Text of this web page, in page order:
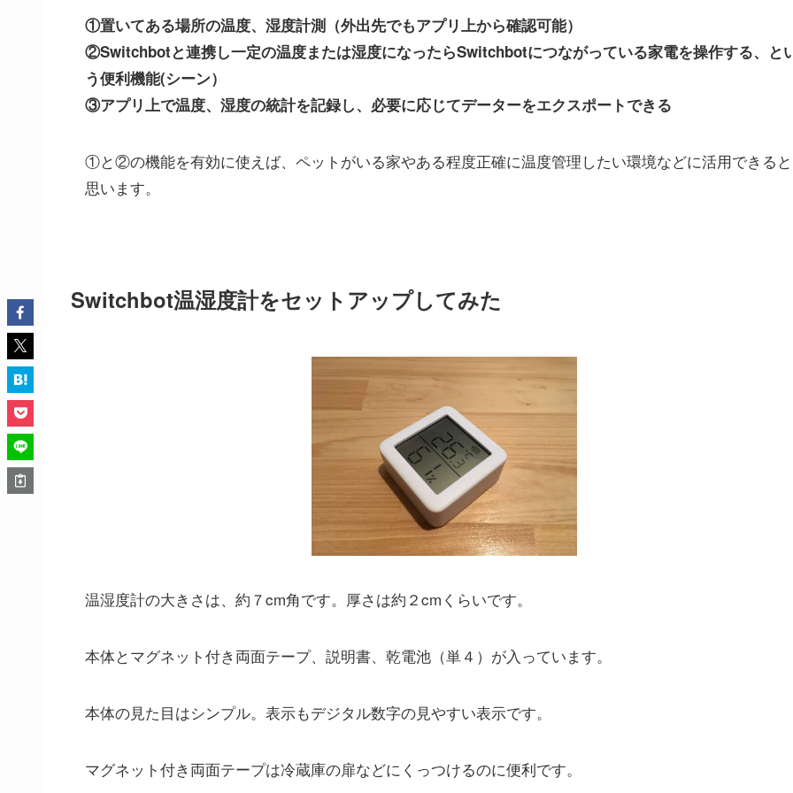
①置いてある場所の温度、湿度計測（外出先でもアプリ上から確認可能）
②Switchbotと連携し一定の温度または湿度になったらSwitchbotにつながっている家電を操作する、と
う便利機能(シーン）
③アプリ上で温度、湿度の統計を記録し、必要に応じてデーターをエクスポートできる
①と②の機能を有効に使えば、ペットがいる家やある程度正確に温度管理したい環境などに活用できると
思います。
Switchbot温湿度計をセットアップしてみた
温湿度計の大きさは、約７cm角です。厚さは約２cmくらいです。
本体とマグネット付き両面テープ、説明書、乾電池（単４）が入っています。
本体の見た目はシンプル。表示もデジタル数字の見やすい表示です。
マグネット付き両面テープは冷蔵庫の扉などにくっつけるのに便利です。